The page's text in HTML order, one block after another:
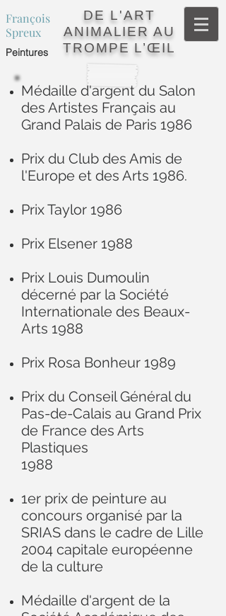
Peintures
François
Spreux
DE L'ART
ANIMALIER AU
TROMPE L’ŒIL
Médaille d'argent du Salon
des Artistes Français au
Grand Palais de Paris 1986
Prix du Club des Amis de
l'Europe et des Arts 1986.
Prix Taylor 1986
Prix Elsener 1988
Prix Louis Dumoulin
décerné par la Société
Internationale des Beaux-
Arts 1988
Prix Rosa Bonheur 1989
Prix du Conseil Général du
Pas-de-Calais au Grand Prix
de France des Arts
Plastiques
1988
1er prix de peinture au
concours organisé par la
SRIAS dans le cadre de Lille
2004 capitale européenne
de la culture
Médaille d'argent de la